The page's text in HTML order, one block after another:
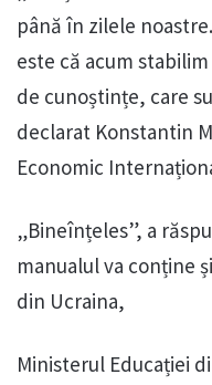
până în zilele
este că acum
de cunoștințe, care
declarat Konstantin
Economic
„Bineînțeles”, a
manualul va conține
din Ucraina,
Ministerul Educației